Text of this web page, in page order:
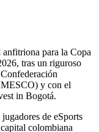
para la Copa
tras un riguroso
y con el
in Bogotá.
de eSports
colombiana